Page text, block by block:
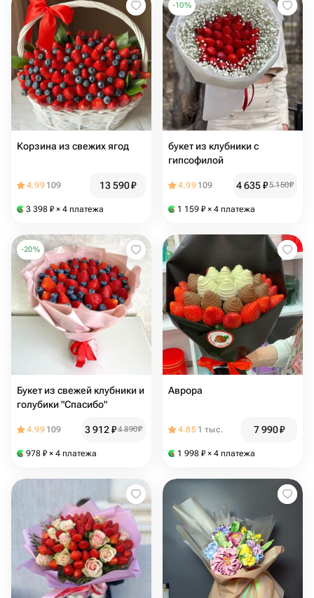
Корзина из свежих ягод
4.99 109 13 590₽
3 398 ₽ × 4 платежа
-10%
букет из клубники с
гипсофилой
4.99 109 4 635₽5 150₽
1 159 ₽ × 4 платежа
-20%
Букет из свежей клубники и
голубики "Спасибо"
4.99 109 3 912₽4 890₽
978 ₽ × 4 платежа
Аврора
4.85 1 тыс. 7 990₽
1 998 ₽ × 4 платежа